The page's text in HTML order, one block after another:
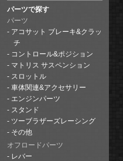
パーツで探す
パーツ
アコサット ブレーキ&クラッ
チ
コントロール&ポジション
マトリス サスペンション
スロットル
車体関連&アクセサリー
エンジンパーツ
スタンド
ツーブラザーズレーシング
その他
オフロードパーツ
レバー